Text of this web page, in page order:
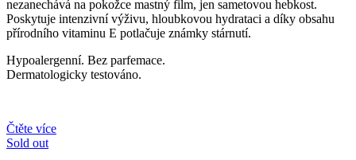
nezanechává na pokožce mastný film, jen sametovou hebkost.
Poskytuje intenzivní výživu, hloubkovou hydrataci a díky obsahu
přírodního vitaminu E potlačuje známky stárnutí.
Hypoalergenní. Bez parfemace.
Dermatologicky testováno.
Čtěte více
Sold out